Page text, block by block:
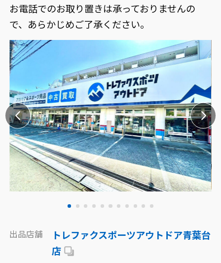
お電話でのお取り置きは承っておりませんの
で、あらかじめご了承ください。
出品店舗
トレファクスポーツアウトドア青葉台
店